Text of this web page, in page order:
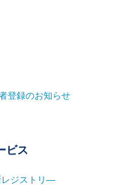
登録のお知らせ
ビス
レジストリ—